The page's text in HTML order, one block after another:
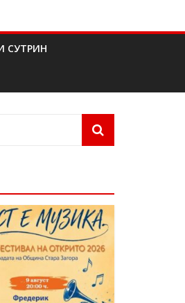
СУТРИН